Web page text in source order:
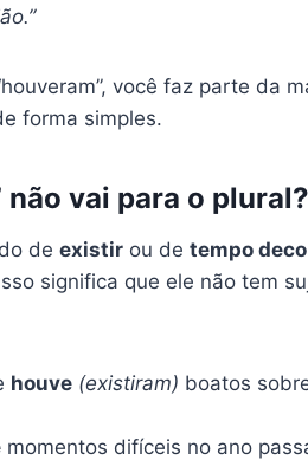
você faz parte da
forma simples.
não vai para o plural?
de existir ou de tempo
significa que ele não tem
houve (existiram) boatos
momentos difíceis no ano